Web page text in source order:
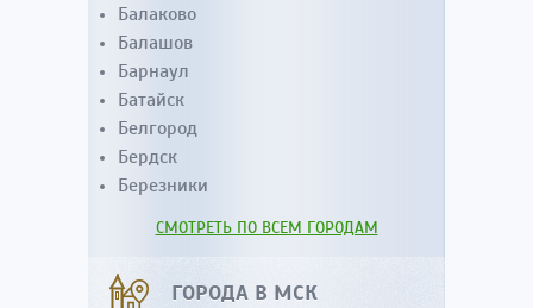
Балаково
Балашов
Барнаул
Батайск
Белгород
Бердск
Березники
СМОТРЕТЬ ПО ВСЕМ ГОРОДАМ
ГОРОДА В МСК